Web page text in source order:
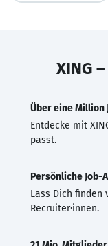
XING
Über eine Million
Entdecke mit
passt.
Persönliche Job-
Lass Dich finden
Recruiter·innen.